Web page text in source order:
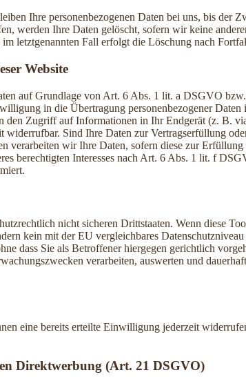
Ihre personenbezogenen Daten bei uns, bis der
werden Ihre Daten gelöscht, sofern wir keine
letztgenannten Fall erfolgt die Löschung nach
Website
auf Grundlage von Art. 6 Abs. 1 lit. a DSGVO
in die Übertragung personenbezogener
Zugriff auf Informationen in Ihr Endgerät (z. B.
Sind Ihre Daten zur Vertragserfüllung
wir Ihre Daten, sofern diese zur
berechtigten Interesses nach Art. 6 Abs. 1 lit. f
nicht sicheren Drittstaaten. Wenn diese
kein mit der EU vergleichbares
dass Sie als Betroffener hiergegen gerichtlich
verarbeiten, auswerten und
eine bereits erteilte Einwilligung jederzeit
Direktwerbung (Art. 21 DSGVO)